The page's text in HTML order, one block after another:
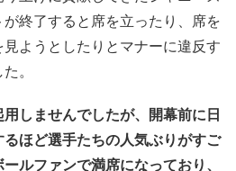
終了すると席を立ったり、席を
ようとしたりとマナーに違反す
。
しませんでしたが、開幕前に日
ほど選手たちの人気ぶりがすご
ルファンで満席になっており、